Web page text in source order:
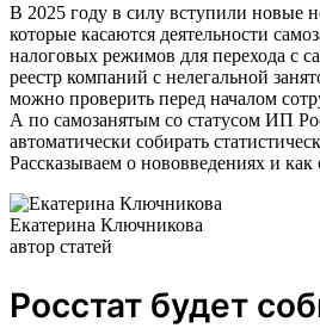
В 2025 году в силу вступили новые
которые касаются деятельности
налоговых режимов для перехода с
реестр компаний с нелегальной
можно проверить перед началом
А по самозанятым со статусом ИП
автоматически собирать
Рассказываем о нововведениях и
Екатерина Ключникова
автор статей
Росстат будет